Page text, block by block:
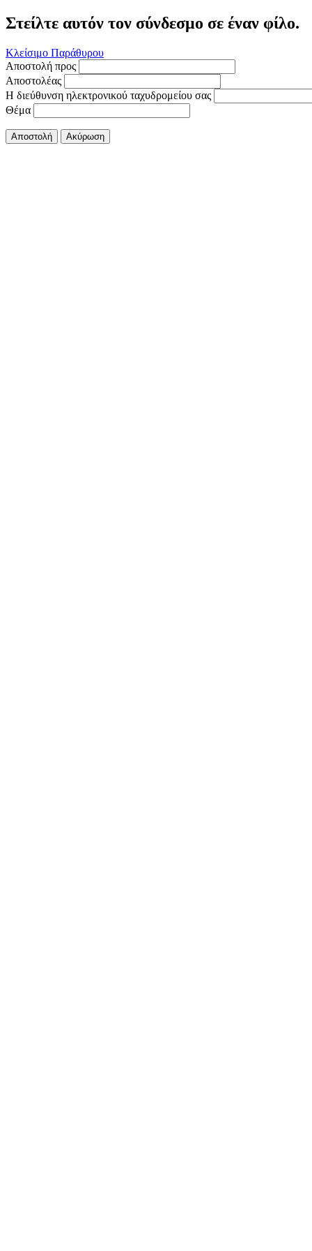
Στείλτε αυτόν τον σύνδεσμο σε έναν φίλο.
Κλείσιμο Παράθυρου
Αποστολή προς
Αποστολέας
Η διεύθυνση ηλεκτρονικού ταχυδρομείου σας
Θέμα
Αποστολή Ακύρωση